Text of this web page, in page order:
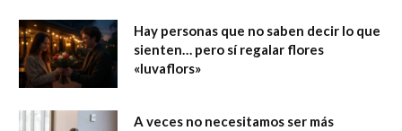
Hay personas que no saben decir lo que
sienten… pero sí regalar flores
«luvaflors»
A veces no necesitamos ser más